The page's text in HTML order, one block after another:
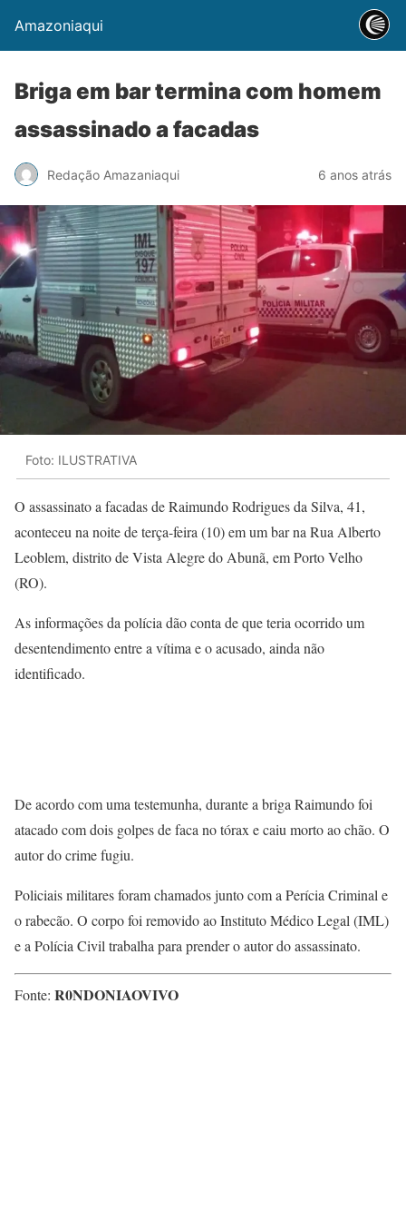
Amazoniaqui
Briga em bar termina com homem
assassinado a facadas
Redação Amazaniaqui 6 anos atrás
Foto: ILUSTRATIVA
O assassinato a facadas de Raimundo Rodrigues da Silva, 41,
aconteceu na noite de terça-feira (10) em um bar na Rua Alberto
Leoblem, distrito de Vista Alegre do Abunã, em Porto Velho
(RO).
As informações da polícia dão conta de que teria ocorrido um
desentendimento entre a vítima e o acusado, ainda não
identificado.
De acordo com uma testemunha, durante a briga Raimundo foi
atacado com dois golpes de faca no tórax e caiu morto ao chão. O
autor do crime fugiu.
Policiais militares foram chamados junto com a Perícia Criminal e
o rabecão. O corpo foi removido ao Instituto Médico Legal (IML)
e a Polícia Civil trabalha para prender o autor do assassinato.
Fonte: R0NDONIAOVIVO